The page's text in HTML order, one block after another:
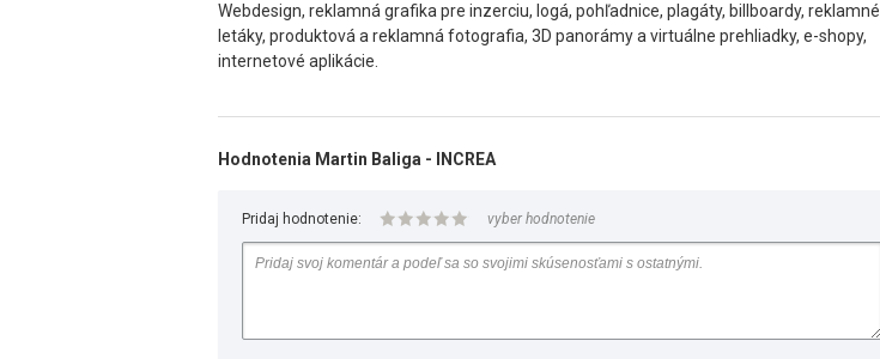
Webdesign, reklamná grafika pre inzerciu, logá, pohľadnice, plagáty, billboardy, reklamné
letáky, produktová a reklamná fotografia, 3D panorámy a virtuálne prehliadky, e-shopy,
internetové aplikácie.
Hodnotenia Martin Baliga - INCREA
Pridaj hodnotenie: vyber hodnotenie